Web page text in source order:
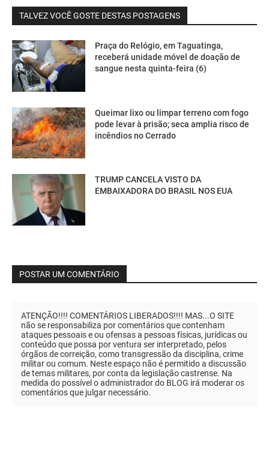
TALVEZ VOCÊ GOSTE DESTAS POSTAGENS
Praça do Relógio, em Taguatinga,
receberá unidade móvel de doação de
sangue nesta quinta-feira (6)
Queimar lixo ou limpar terreno com fogo
pode levar à prisão; seca amplia risco de
incêndios no Cerrado
TRUMP CANCELA VISTO DA
EMBAIXADORA DO BRASIL NOS EUA
POSTAR UM COMENTÁRIO
ATENÇÃO!!!! COMENTÁRIOS LIBERADOS!!!! MAS...O SITE
não se responsabiliza por comentários que contenham
ataques pessoais e ou ofensas a pessoas físicas, jurídicas ou
conteúdo que possa por ventura ser interpretado, pelos
órgãos de correição, como transgressão da disciplina, crime
militar ou comum. Neste espaço não é permitido a discussão
de temas militares, por conta da legislação castrense. Na
medida do possível o administrador do BLOG irá moderar os
comentários que julgar necessário.